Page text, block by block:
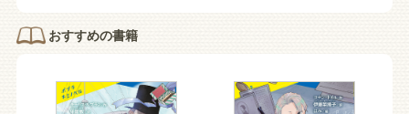
おすすめの書籍